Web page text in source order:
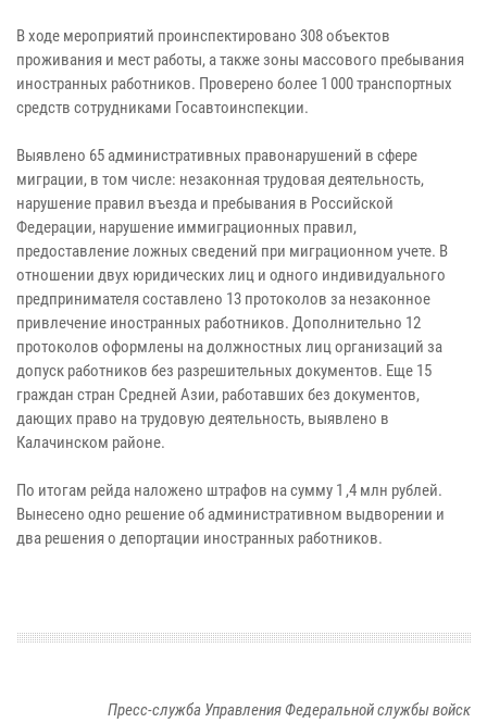
В ходе мероприятий проинспектировано 308 объектов
проживания и мест работы, а также зоны массового пребывания
иностранных работников. Проверено более 1 000 транспортных
средств сотрудниками Госавтоинспекции.
Выявлено 65 административных правонарушений в сфере
миграции, в том числе: незаконная трудовая деятельность,
нарушение правил въезда и пребывания в Российской
Федерации, нарушение иммиграционных правил,
предоставление ложных сведений при миграционном учете. В
отношении двух юридических лиц и одного индивидуального
предпринимателя составлено 13 протоколов за незаконное
привлечение иностранных работников. Дополнительно 12
протоколов оформлены на должностных лиц организаций за
допуск работников без разрешительных документов. Еще 15
граждан стран Средней Азии, работавших без документов,
дающих право на трудовую деятельность, выявлено в
Калачинском районе.
По итогам рейда наложено штрафов на сумму 1 ,4 млн рублей.
Вынесено одно решение об административном выдворении и
два решения о депортации иностранных работников.
Пресс-служба Управления Федеральной службы войск